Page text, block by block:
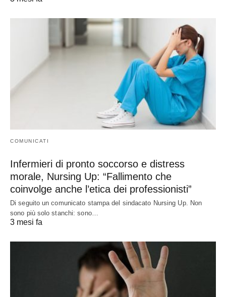
COMUNICATI
Infermieri di pronto soccorso e distress
morale, Nursing Up: “Fallimento che
coinvolge anche l’etica dei professionisti”
Di seguito un comunicato stampa del sindacato Nursing Up. Non
sono più solo stanchi: sono…
3 mesi fa